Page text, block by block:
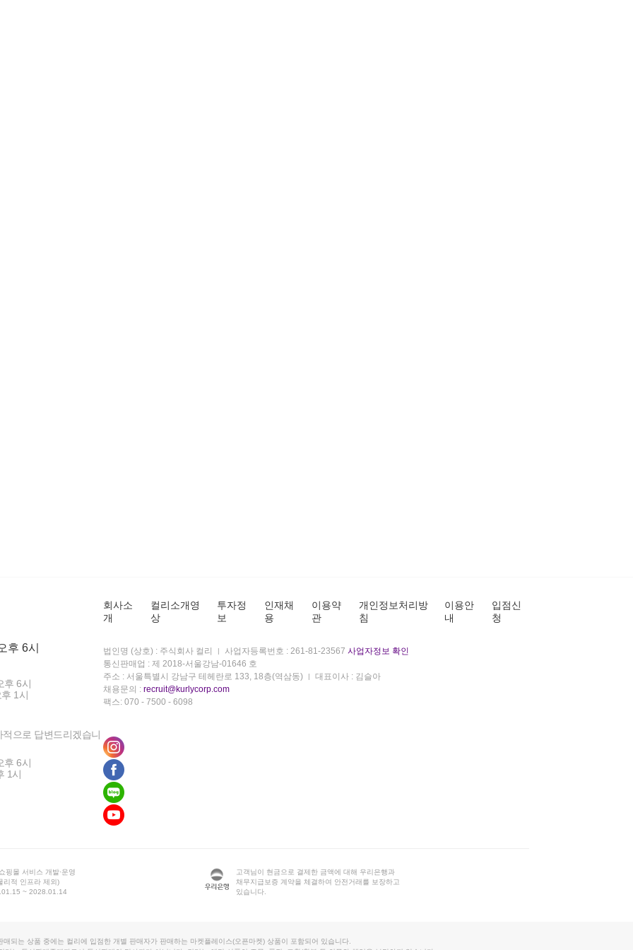
후 6시
후 6시
1시
으로 답변드리겠습니
후 6시
1시
회사소
개
컬리소개영
상
투자정
보
인재채
용
이용약
관
개인정보처리방
침
이용안
내
입점신
청
법인명 (상호) : 주식회사 컬리 사업자등록번호 : 261-81-23567 사업자정보 확인
통신판매업 : 제 2018-서울강남-01646 호
주소 : 서울특별시 강남구 테헤란로 133, 18층(역삼동)
대표이사 : 김슬아
채용문의 : recruit@kurlycorp.com
팩스: 070 - 7500 - 6098
핑몰 서비스 개발·운영
리적 인프라 제외)
~ 2028.01.14
고객님이 현금으로 결제한 금액에 대해 우리은행과
채무지급보증 계약을 체결하여 안전거래를 보장하고
있습니다.
매되는 상품 중에는 컬리에 입점한 개별 판매자가 판매하는 마켓플레이스(오픈마켓) 상품이 포함되어 있습니다.